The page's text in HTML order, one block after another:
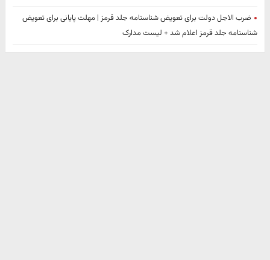
ضرب الاجل دولت برای تعویض شناسنامه جلد قرمز | مهلت پایانی برای تعویض
شناسنامه جلد قرمز اعلام شد + لیست مدارک